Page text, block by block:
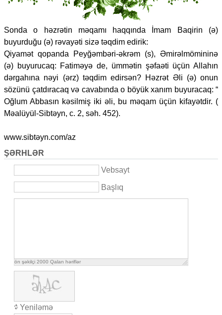
Sonda o həzrətin məqamı haqqında İmam Baqirin (ə)
buyurduğu (ə) rəvayəti sizə təqdim edirik:
Qiyamət qopanda Peyğəmbəri-əkrəm (s), Əmirəlmömininə
(ə) buyurucaq: Fatiməyə de, ümmətin şəfaəti üçün Allahın
dərgahına nəyi (ərz) təqdim edirsən? Həzrət Əli (ə) onun
sözünü çatdıracaq və cavabında o böyük xanım buyuracaq: “
Oğlum Abbasın kəsilmiş iki əli, bu məqam üçün kifayətdir. (
Məalüyül-Sibtəyn, c. 2, səh. 452).
www.sibtəyn.com/az
ŞƏRHLƏR
Vebsayt
Başlıq
ön şəkilçi 2000 Qalan həriflər
Yeniləmə